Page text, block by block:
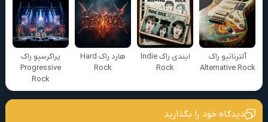
آلترناتیو راک
Alternative Rock
ایندی راک Indie
Rock
هارد راک Hard
Rock
پراگرسیو راک
Progressive
Rock
دیدگاه خود را بگذارید